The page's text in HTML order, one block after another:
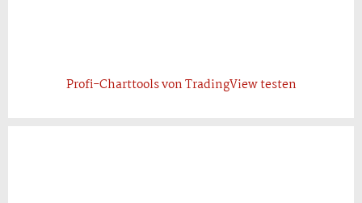
Profi-Charttools von TradingView testen